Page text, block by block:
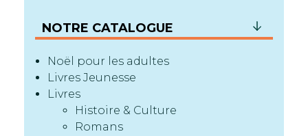
NOTRE CATALOGUE
Noël pour les adultes
Livres Jeunesse
Livres
Histoire & Culture
Romans